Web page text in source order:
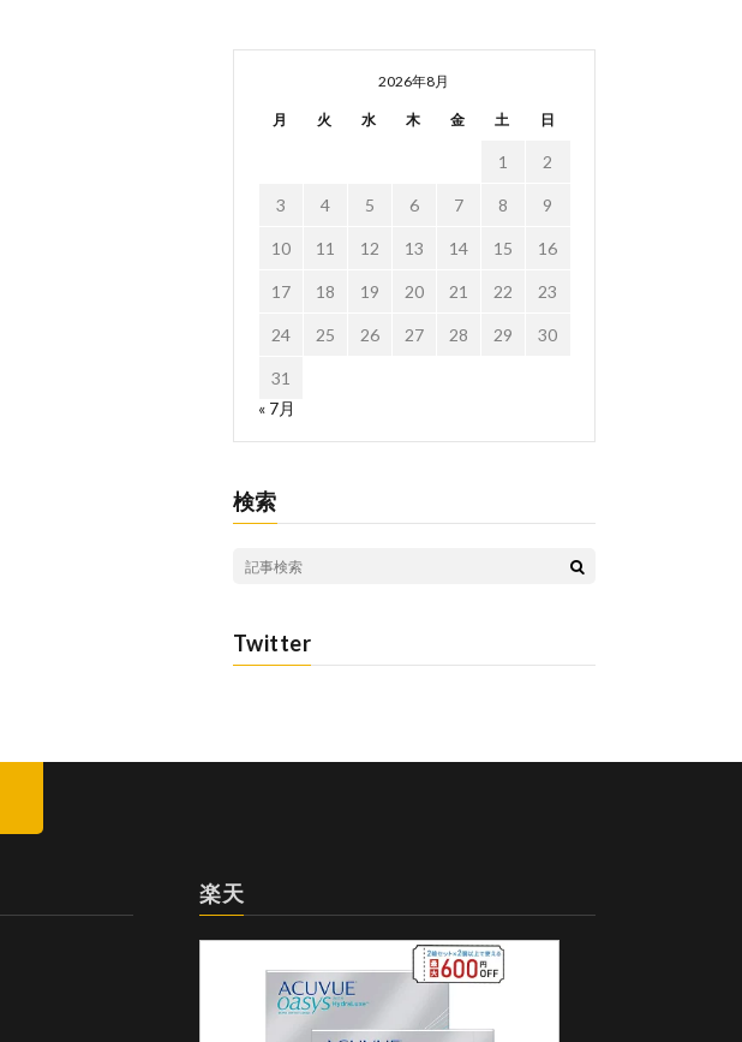
2026年8月
月 火 水 木 金 土 日
1 2
3 4 5 6 7 8 9
10 11 12 13 14 15 16
17 18 19 20 21 22 23
24 25 26 27 28 29 30
31
« 7月
検索
Twitter
楽天